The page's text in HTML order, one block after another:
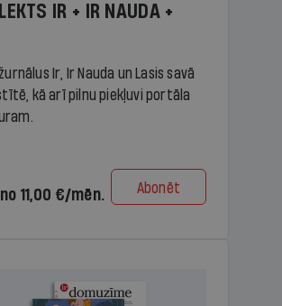
IR + IR NAUDA +
Ir, Ir Nauda un Lasis savā
kā arī pilnu piekļuvi portāla
11,00 €/mēn. Abonēt